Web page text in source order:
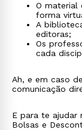
O material
forma
A
editoras;
Os
cada
Ah, e em caso
comunicação
E para te ajudar
Bolsas e